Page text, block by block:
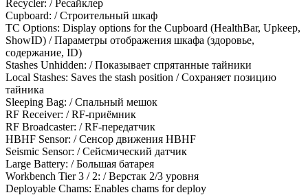
Recycler: / Ресайклер
Cupboard: / Строительный шкаф
TC Options: Display options for the Cupboard (HealthBar, Upkeep,
ShowID) / Параметры отображения шкафа (здоровье,
содержание, ID)
Stashes Unhidden: / Показывает спрятанные тайники
Local Stashes: Saves the stash position / Сохраняет позицию
тайника
Sleeping Bag: / Спальный мешок
RF Receiver: / RF-приёмник
RF Broadcaster: / RF-передатчик
HBHF Sensor: / Сенсор движения HBHF
Seismic Sensor: / Сейсмический датчик
Large Battery: / Большая батарея
Workbench Tier 3 / 2: / Верстак 2/3 уровня
Deployable Chams: Enables chams for deploy